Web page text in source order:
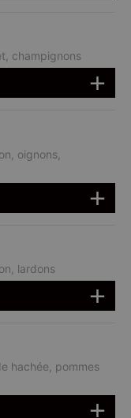
champignons
oignons,
lardons
hachée, pommes